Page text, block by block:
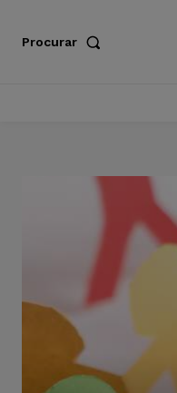
Procurar